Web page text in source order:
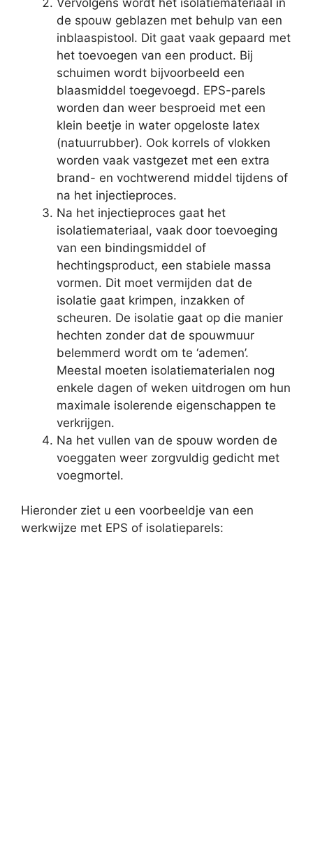
de spouw geblazen met behulp van een
inblaaspistool. Dit gaat vaak gepaard met
het toevoegen van een product. Bij
schuimen wordt bijvoorbeeld een
blaasmiddel toegevoegd. EPS-parels
worden dan weer besproeid met een
klein beetje in water opgeloste latex
(natuurrubber). Ook korrels of vlokken
worden vaak vastgezet met een extra
brand- en vochtwerend middel tijdens of
na het injectieproces.
Na het injectieproces gaat het
isolatiemateriaal, vaak door toevoeging
van een bindingsmiddel of
hechtingsproduct, een stabiele massa
vormen. Dit moet vermijden dat de
isolatie gaat krimpen, inzakken of
scheuren. De isolatie gaat op die manier
hechten zonder dat de spouwmuur
belemmerd wordt om te ‘ademen’.
Meestal moeten isolatiematerialen nog
enkele dagen of weken uitdrogen om hun
maximale isolerende eigenschappen te
verkrijgen.
Na het vullen van de spouw worden de
voeggaten weer zorgvuldig gedicht met
voegmortel.
Hieronder ziet u een voorbeeldje van een
werkwijze met EPS of isolatieparels: